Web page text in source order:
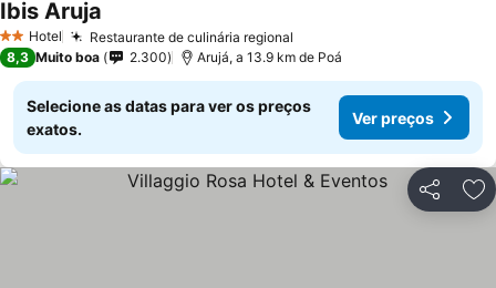
2 Estrelas
Hotel Restaurante de culinária regional
Ibis Aruja
8,3 Muito boa 2.300 Arujá, a 13.9 km de Poá
Selecione as datas para ver os preços
exatos.
Ver preços
Partilhar